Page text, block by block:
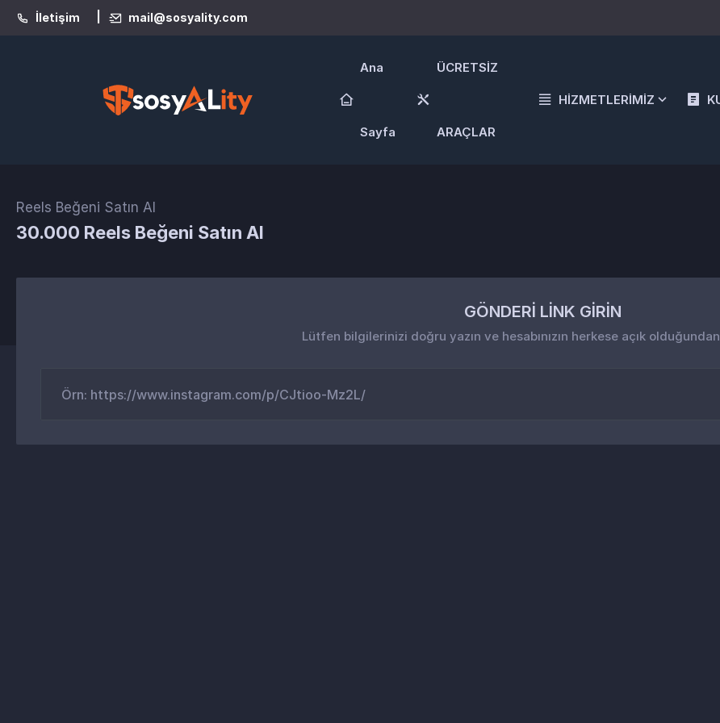
İletişim mail@sosyality.com
Ana
Sayfa
ÜCRETSİZ
ARAÇLAR
HİZMETLERİMİZ
Reels Beğeni Satın Al
30.000 Reels Beğeni Satın Al
GÖNDERİ LİNK GİRİN
Lütfen bilgilerinizi doğru yazın ve hesabınızın herkese açık